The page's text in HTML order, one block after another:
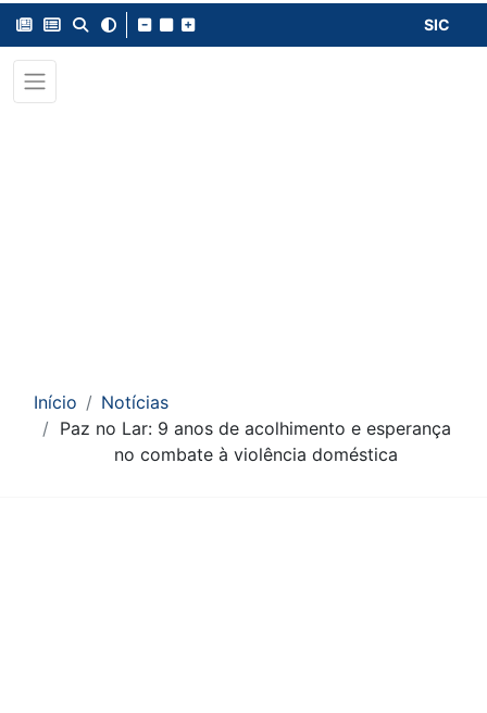
SIC
Início
Notícias
Paz no Lar: 9 anos de acolhimento e esperança
no combate à violência doméstica